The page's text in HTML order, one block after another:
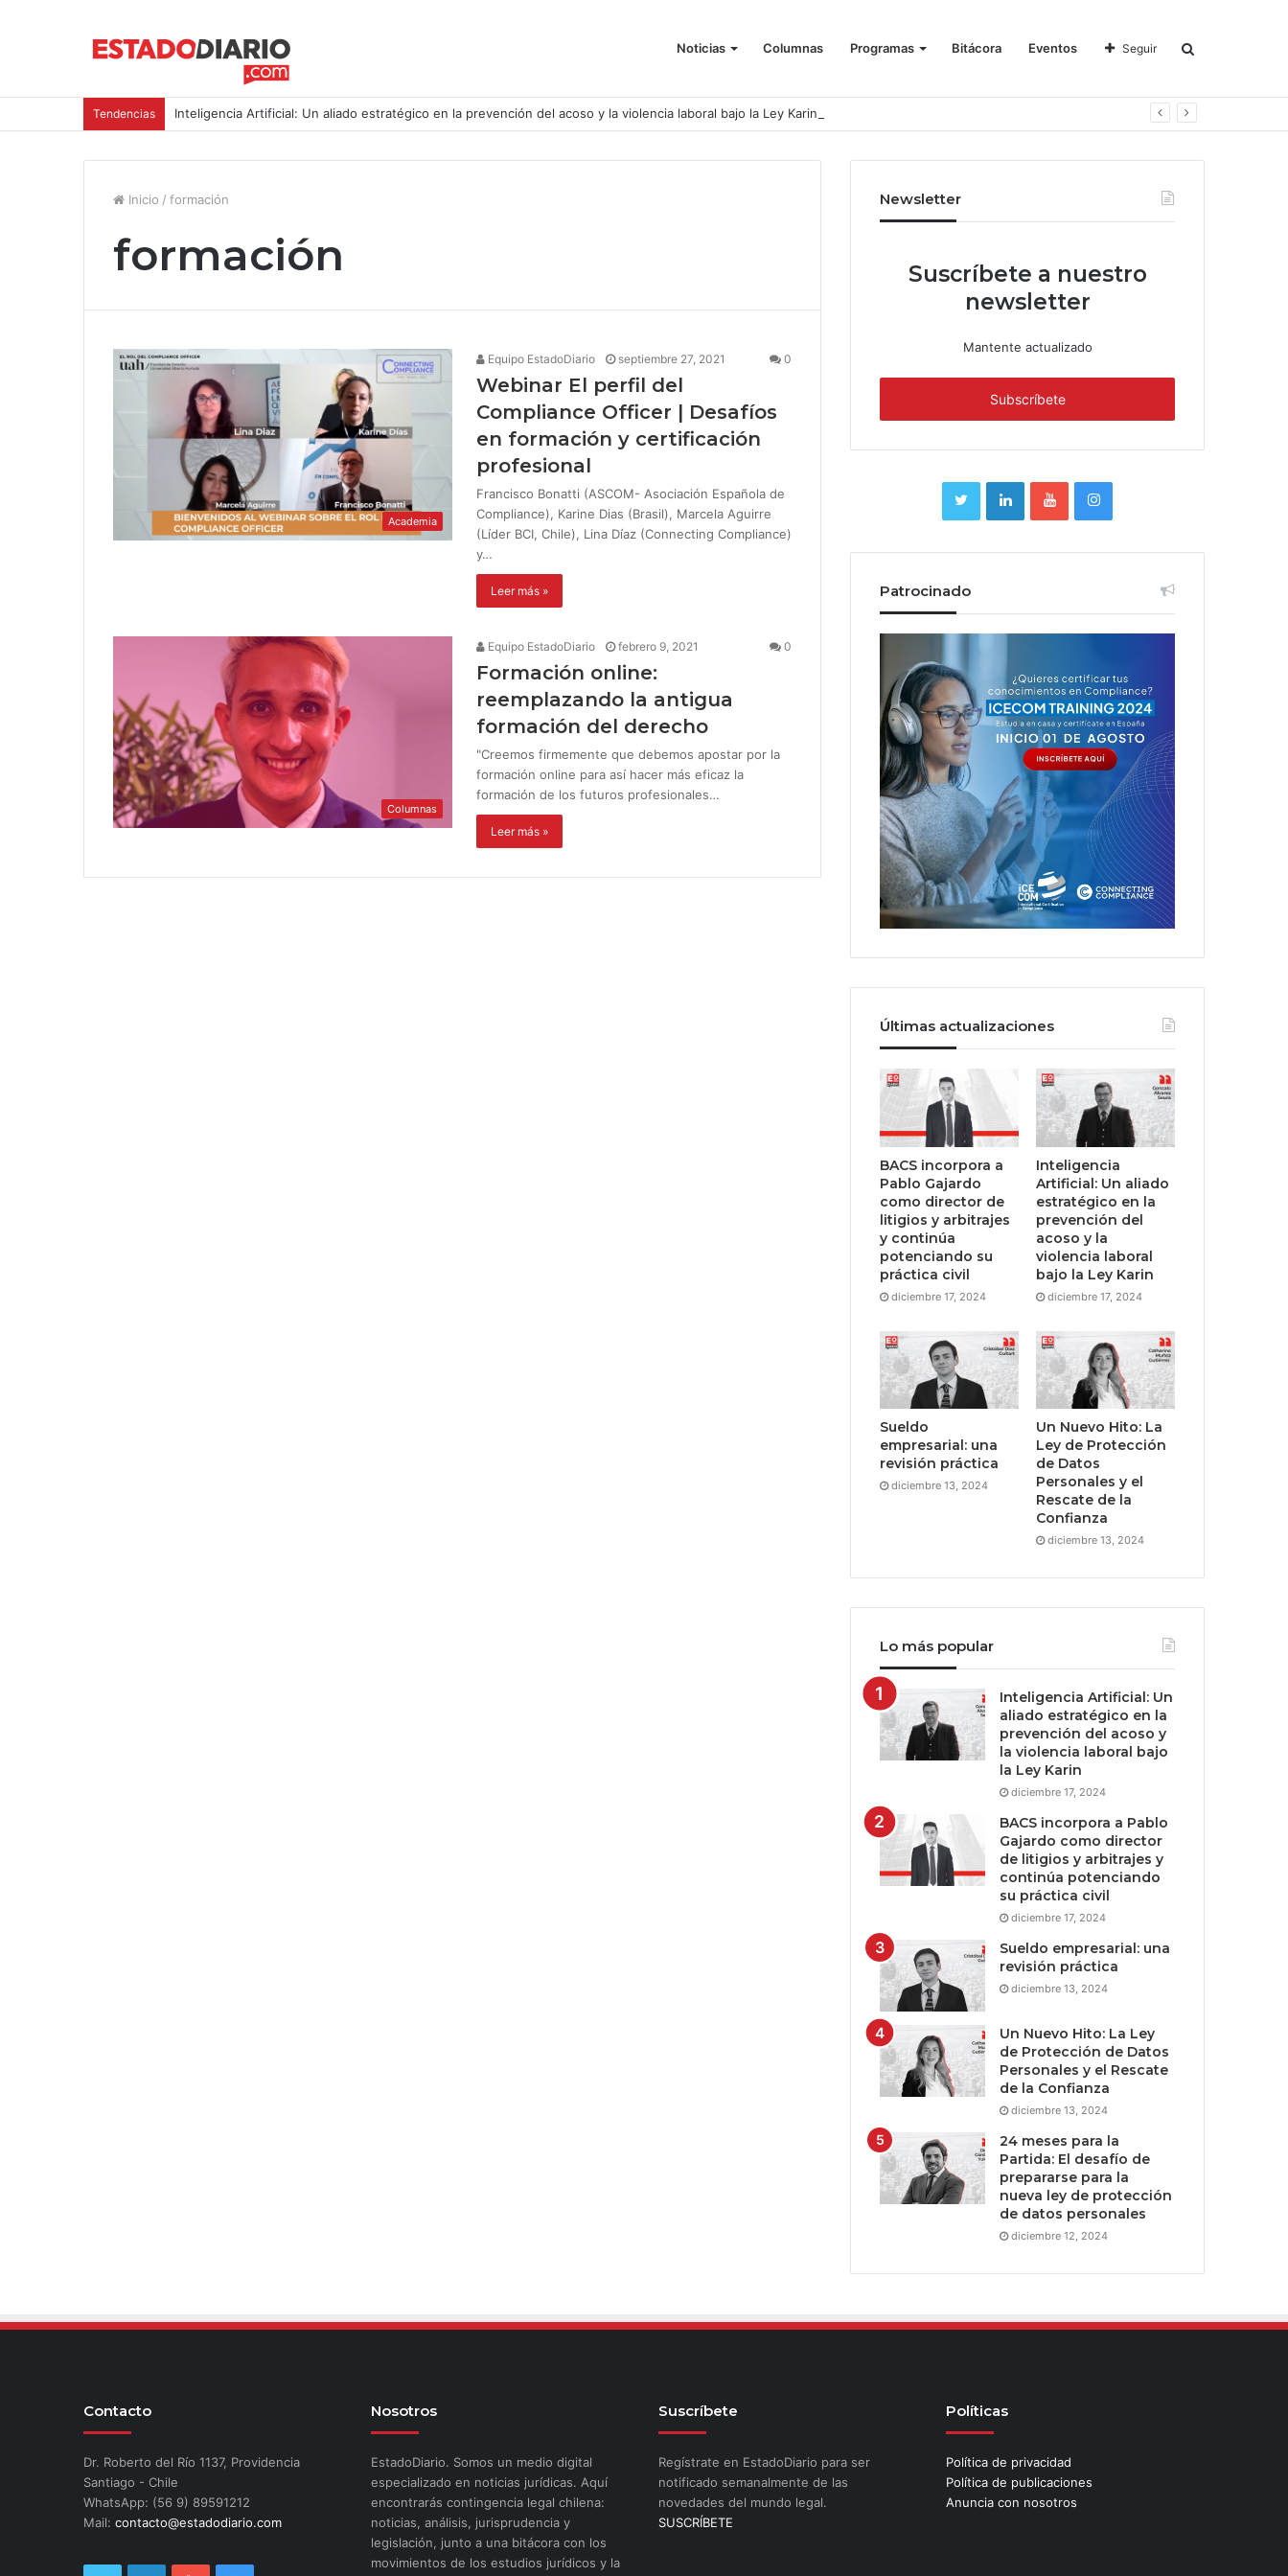
Noticias Columnas Programas Bitácora Eventos Seguir
Tendencias Inteligencia Artificial: Un aliado estratégico en la prevención del acoso y la violencia laboral bajo la Ley Karin
Inicio / formación
formación
Academia
Equipo EstadoDiario septiembre 27, 2021 0
Webinar El perfil del
Compliance Officer | Desafíos
en formación y certificación
profesional
Francisco Bonatti (ASCOM- Asociación Española de
Compliance), Karine Dias (Brasil), Marcela Aguirre
(Líder BCI, Chile), Lina Díaz (Connecting Compliance)
y…
Leer más »
Columnas
Equipo EstadoDiario febrero 9, 2021 0
Formación online:
reemplazando la antigua
formación del derecho
"Creemos firmemente que debemos apostar por la
formación online para así hacer más eficaz la
formación de los futuros profesionales…
Leer más »
Newsletter
Suscríbete a nuestro
newsletter
Mantente actualizado
Patrocinado
Últimas actualizaciones
BACS incorpora a
Pablo Gajardo
como director de
litigios y arbitrajes
y continúa
potenciando su
práctica civil
diciembre 17, 2024
Inteligencia
Artificial: Un aliado
estratégico en la
prevención del
acoso y la
violencia laboral
bajo la Ley Karin
diciembre 17, 2024
Sueldo
empresarial: una
revisión práctica
diciembre 13, 2024
Un Nuevo Hito: La
Ley de Protección
de Datos
Personales y el
Rescate de la
Confianza
diciembre 13, 2024
Lo más popular
Inteligencia Artificial: Un
aliado estratégico en la
prevención del acoso y
la violencia laboral bajo
la Ley Karin
diciembre 17, 2024
BACS incorpora a Pablo
Gajardo como director
de litigios y arbitrajes y
continúa potenciando
su práctica civil
diciembre 17, 2024
Sueldo empresarial: una
revisión práctica
diciembre 13, 2024
Un Nuevo Hito: La Ley
de Protección de Datos
Personales y el Rescate
de la Confianza
diciembre 13, 2024
24 meses para la
Partida: El desafío de
prepararse para la
nueva ley de protección
de datos personales
diciembre 12, 2024
Contacto
Dr. Roberto del Río 1137, Providencia
Santiago - Chile
WhatsApp: (56 9) 89591212
Mail: contacto@estadodiario.com
Nosotros
EstadoDiario. Somos un medio digital
especializado en noticias jurídicas. Aquí
encontrarás contingencia legal chilena:
noticias, análisis, jurisprudencia y
legislación, junto a una bitácora con los
movimientos de los estudios jurídicos y la
Suscríbete
Regístrate en EstadoDiario para ser
notificado semanalmente de las
novedades del mundo legal.
SUSCRÍBETE
Políticas
Política de privacidad
Política de publicaciones
Anuncia con nosotros